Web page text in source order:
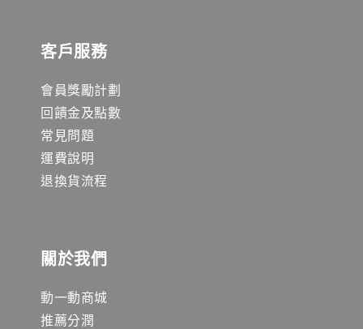
客戶服務
會員獎勵計劃
回饋金及點數
常見問題
運費說明
退換貨流程
關於我們
動一動商城
推薦分潤